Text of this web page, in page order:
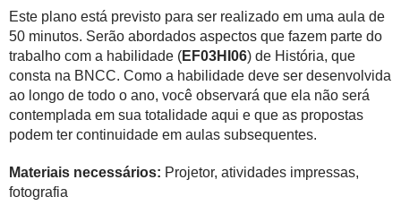
Este plano está previsto para ser realizado em uma aula de
50 minutos. Serão abordados aspectos que fazem parte do
trabalho com a habilidade (EF03HI06) de História, que
consta na BNCC. Como a habilidade deve ser desenvolvida
ao longo de todo o ano, você observará que ela não será
contemplada em sua totalidade aqui e que as propostas
podem ter continuidade em aulas subsequentes.
Materiais necessários: Projetor, atividades impressas,
fotografia